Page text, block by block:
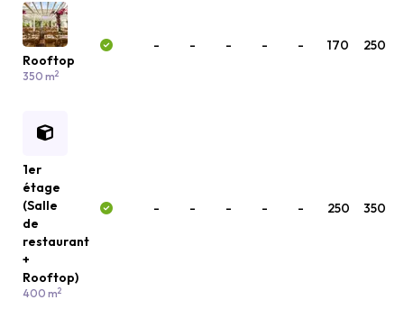
Rooftop
350 m2
- - - - - 170 250
1er
étage
(Salle
de
restaurant
+
Rooftop)
400 m2
- - - - - 250 350